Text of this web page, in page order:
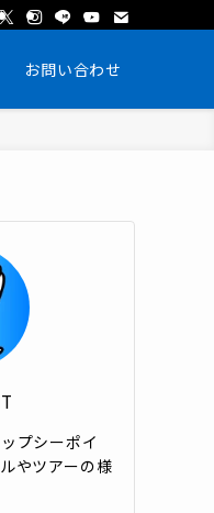
お問い合わせ
プシーポイ
やツアーの様